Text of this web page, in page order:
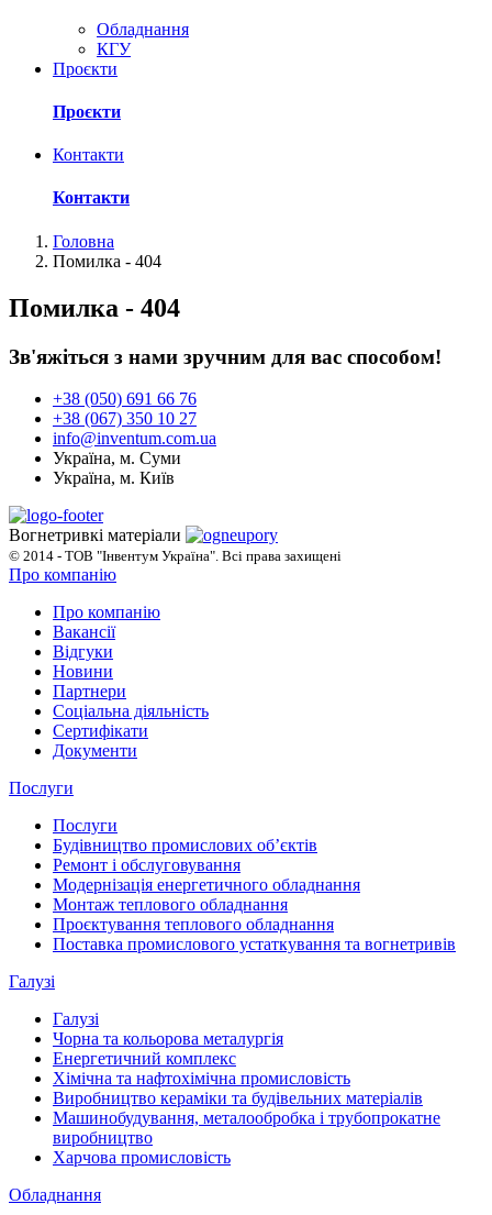
Обладнання
КГУ
Проєкти
Проєкти
Контакти
Контакти
Головна
Помилка - 404
Помилка - 404
Зв'яжіться з нами зручним для вас способом!
+38 (050) 691 66 76
+38 (067) 350 10 27
info@inventum.com.ua
Україна, м. Суми
Україна, м. Київ
Вогнетривкі матеріали
© 2014 - ТОВ "Інвентум Україна". Всі права захищені
Про компанію
Про компанію
Вакансії
Відгуки
Новини
Партнери
Соціальна діяльність
Сертифікати
Документи
Послуги
Послуги
Будівництво промислових обʼєктів
Ремонт і обслуговування
Модернізація енергетичного обладнання
Монтаж теплового обладнання
Проєктування теплового обладнання
Поставка промислового устаткування та вогнетривів
Галузі
Галузі
Чорна та кольорова металургія
Енергетичний комплекс
Хімічна та нафтохімічна промисловість
Виробництво кераміки та будівельних матеріалів
Машинобудування, металообробка і трубопрокатне
виробництво
Харчова промисловість
Обладнання